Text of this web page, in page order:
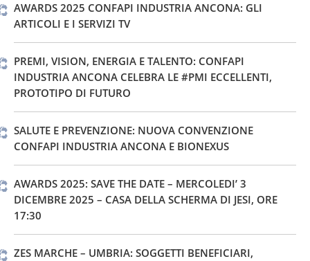
AWARDS 2025 CONFAPI INDUSTRIA ANCONA: GLI
ARTICOLI E I SERVIZI TV
PREMI, VISION, ENERGIA E TALENTO: CONFAPI
INDUSTRIA ANCONA CELEBRA LE #PMI ECCELLENTI,
PROTOTIPO DI FUTURO
SALUTE E PREVENZIONE: NUOVA CONVENZIONE
CONFAPI INDUSTRIA ANCONA E BIONEXUS
AWARDS 2025: SAVE THE DATE – MERCOLEDI’ 3
DICEMBRE 2025 – CASA DELLA SCHERMA DI JESI, ORE
17:30
ZES MARCHE – UMBRIA: SOGGETTI BENEFICIARI,